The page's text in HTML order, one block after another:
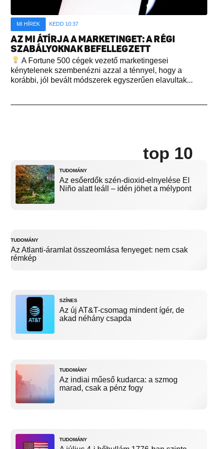
MI HÍREK KEDD 10:37
AZ MI ÁTÍRJA A MARKETINGET: A RÉGI
SZABÁLYOKNAK BEFELLEGZETT
A Fortune 500 cégek vezető marketingesei
kénytelenek szembenézni azzal a ténnyel, hogy a
korábbi, jól bevált módszerek egyszerűen elavultak...
top 10
TUDOMÁNY
Az esőerdők szén-dioxid-elnyelése El
Niño alatt leáll – idén jöhet a mélypont
TUDOMÁNY
Az Atlanti-áramlat összeomlása fenyeget: nem csak
rémkép
SZÍNES
Az új AT&T-csomag mindent ígér, de
akad néhány csapda
TUDOMÁNY
Az indiai műeső kudarca: a szmog
marad, csak a pénz fogy
TUDOMÁNY